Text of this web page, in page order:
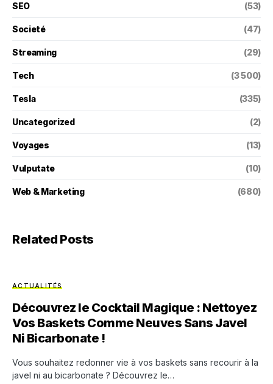
SEO (53)
Societé (47)
Streaming (29)
Tech (3 500)
Tesla (335)
Uncategorized (2)
Voyages (13)
Vulputate (10)
Web & Marketing (680)
Related Posts
ACTUALITÉS
Découvrez le Cocktail Magique : Nettoyez
Vos Baskets Comme Neuves Sans Javel
Ni Bicarbonate !
Vous souhaitez redonner vie à vos baskets sans recourir à la
javel ni au bicarbonate ? Découvrez le…